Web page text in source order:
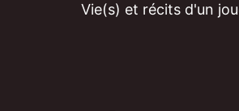
Vie(s) et récits d'un